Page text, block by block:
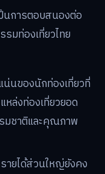
นการตอบสนองต่อ
มท่องเที่ยวไทย
น่นของนักท่องเที่ยวที่
หล่งท่องเที่ยวยอด
มชาติและคุณภาพ
รายได้ส่วนใหญ่ยังคง